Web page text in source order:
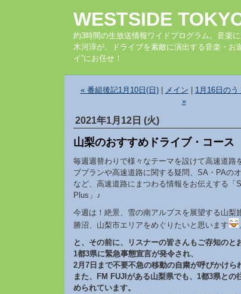
WESTSIDE
約3時間の生放送情報ワイドプログラム。音楽
木河淳が、ドライブを素敵に演出する音楽・お
イ”にお任せ！
« 番組後記1月10日(日)| メイン
1月16日の
»
2021年1月12日 (火)
山梨のおすすめドライブ・コース
毎週週替わりで様々なテーマを設けて高速道路
ブプランや高速道路に関する疑問、SA・PAの
など、高速道路にまつわる情報をお伝えする「
Plus」♪
今週は！絶景、雪の南アルプスを展望する山梨
勝沼、山梨市エリアをめぐりたいと思います
と、その前に、リスナーの皆さんもご存知のと
1都3県に緊急事態宣言が発令され、
2月7日まで不要不急の移動の自粛が呼びかけら
また、FM FUJIがある山梨県でも、1都3県との
められています。